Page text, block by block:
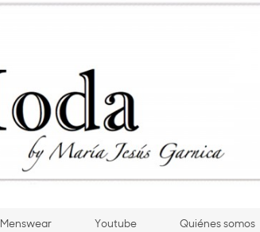
Menswear Youtube Quiénes somos